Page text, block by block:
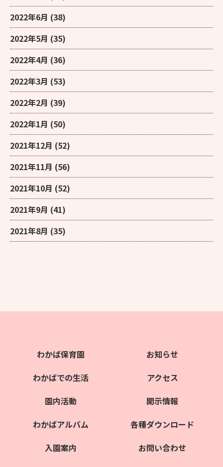
2022年6月 (38)
2022年5月 (35)
2022年4月 (36)
2022年3月 (53)
2022年2月 (39)
2022年1月 (50)
2021年12月 (52)
2021年11月 (56)
2021年10月 (52)
2021年9月 (41)
2021年8月 (35)
わかば保育園
わかばでの生活
園内活動
わかばアルバム
入園案内
お知らせ
アクセス
開示情報
各種ダウンロード
お問い合わせ